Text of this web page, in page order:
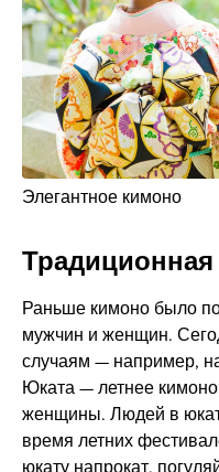
Элегантное кимоно
Раньше кимоно было
мужчин и женщин.
случаям — например,
Юката — летнее
женщины. Людей в
время летних